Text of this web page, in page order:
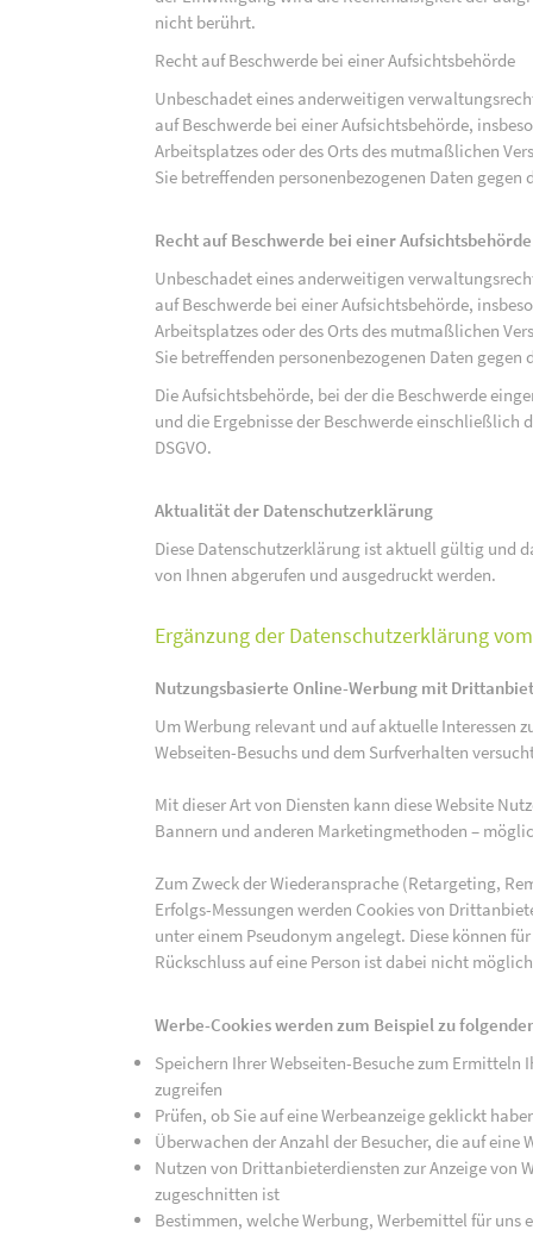
nicht berührt.
Recht auf Beschwerde bei einer Aufsichtsbehörde
Unbeschadet eines anderweitigen
auf Beschwerde bei einer Aufsichtsbehörde,
Arbeitsplatzes oder des Orts des mutmaßlichen
Sie betreffenden personenbezogenen Daten gegen
Recht auf Beschwerde bei einer Aufsichtsbehörde
Unbeschadet eines anderweitigen
auf Beschwerde bei einer Aufsichtsbehörde,
Arbeitsplatzes oder des Orts des mutmaßlichen
Sie betreffenden personenbezogenen Daten gegen
Die Aufsichtsbehörde, bei der die Beschwerde
und die Ergebnisse der Beschwerde
DSGVO.
Aktualität der Datenschutzerklärung
Diese Datenschutzerklärung ist aktuell gültig und
von Ihnen abgerufen und ausgedruckt werden.
Ergänzung der Datenschutzerklärung
Nutzungsbasierte Online-Werbung mit
Um Werbung relevant und auf aktuelle Interessen
Webseiten-Besuchs und dem Surfverhalten
Mit dieser Art von Diensten kann diese Website
Bannern und anderen Marketingmethoden –
Zum Zweck der Wiederansprache (Retargeting,
Erfolgs-Messungen werden Cookies von
unter einem Pseudonym angelegt. Diese können
Rückschluss auf eine Person ist dabei nicht
Werbe-Cookies werden zum Beispiel zu
Speichern Ihrer Webseiten-Besuche zum
zugreifen
Prüfen, ob Sie auf eine Werbeanzeige geklickt
Überwachen der Anzahl der Besucher, die auf
Nutzen von Drittanbieterdiensten zur Anzeige von
zugeschnitten ist
Bestimmen, welche Werbung, Werbemittel für uns